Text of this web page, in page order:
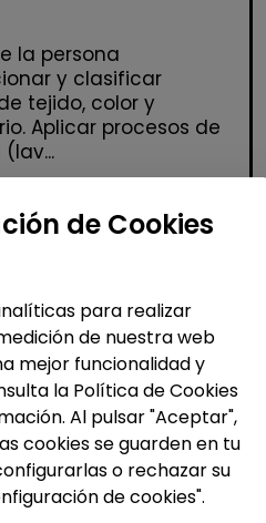
la persona
y clasificar
tejido, color y
Aplicar procesos de
1
de Cookies
para realizar
de nuestra web
mejor funcionalidad y
la Política de Cookies
Al pulsar "Aceptar",
cookies se guarden en tu
o rechazar su
de cookies".